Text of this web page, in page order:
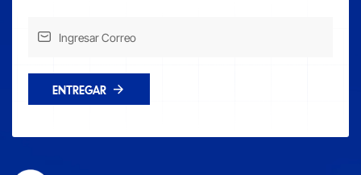
ENTREGAR